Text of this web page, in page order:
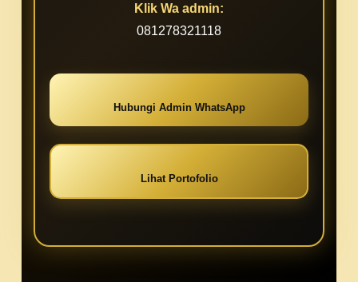
Klik Wa admin:
081278321118
Hubungi Admin WhatsApp
Lihat Portofolio